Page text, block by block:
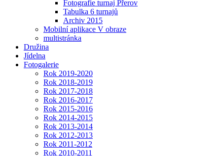
Fotografie turnaj Přerov
Tabulka 6 turnajů
Archiv 2015
Mobilní aplikace V obraze
multistránka
Družina
Jídelna
Fotogalerie
Rok 2019-2020
Rok 2018-2019
Rok 2017-2018
Rok 2016-2017
Rok 2015-2016
Rok 2014-2015
Rok 2013-2014
Rok 2012-2013
Rok 2011-2012
Rok 2010-2011